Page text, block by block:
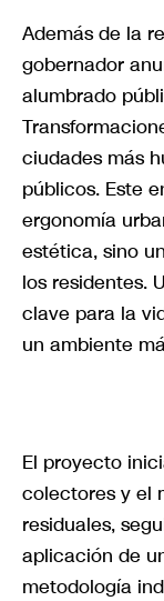
Además de la
gobernador
alumbrado
ciudades más
públicos. Este
ergonomía
estética, sino
los residentes.
clave para la
un ambiente
El proyecto
colectores y el
residuales,
aplicación de
metodología